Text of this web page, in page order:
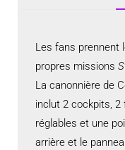
Les fans prennent
propres missions
La canonnière de
inclut 2 cockpits, 2
réglables et une
arrière et le